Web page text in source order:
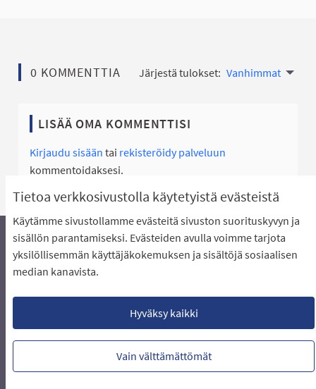
Tietoa verkkosivustolla käytetyistä evästeistä
Käytämme sivustollamme evästeitä sivuston suorituskyvyn ja
sisällön parantamiseksi. Evästeiden avulla voimme tarjota
yksilöllisemmän käyttäjäkokemuksen ja sisältöjä sosiaalisen
median kanavista.
Hyväksy kaikki
Vain välttämättömät
0 KOMMENTTIA Järjestä tulokset: Vanhimmat
LISÄÄ OMA KOMMENTTISI
Kirjaudu sisään tai rekisteröidy palveluun
kommentoidaksesi.
Äänestyksen pikaohjeet
Usein kysytyt kysymykset
Näin äänestät Asukasbudjetissa
Lataa avoimet datatiedostot
Evästeasetukset
Verkkosivusto luotuvapaan ohjelmiston